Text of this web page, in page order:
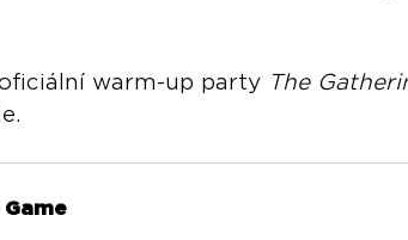
oficiální warm-up party The